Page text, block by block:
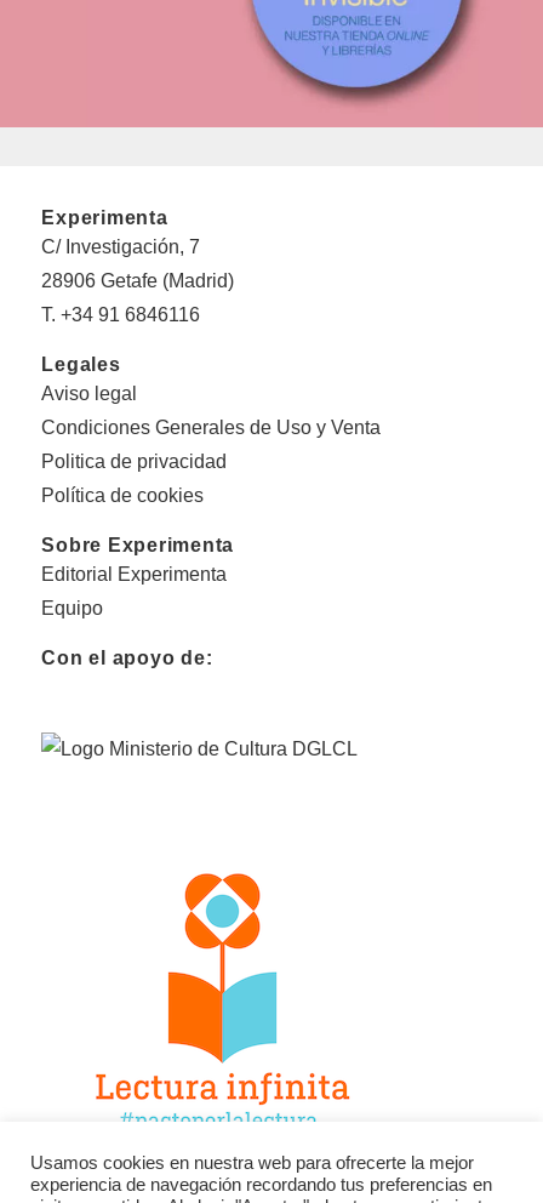
Experimenta
C/ Investigación, 7
28906 Getafe (Madrid)
T. +34 91 6846116
Legales
Aviso legal
Condiciones Generales de Uso y Venta
Politica de privacidad
Política de cookies
Sobre Experimenta
Editorial Experimenta
Equipo
Con el apoyo de:
Usamos cookies en nuestra web para ofrecerte la mejor
experiencia de navegación recordando tus preferencias en